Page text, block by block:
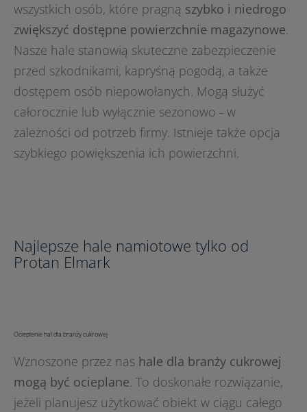
wszystkich osób, które pragną szybko i niedrogo
zwiększyć dostępne powierzchnie magazynowe.
Nasze hale stanowią skuteczne zabezpieczenie
przed szkodnikami, kapryśną pogodą, a także
dostępem osób niepowołanych. Mogą służyć
całorocznie lub wyłącznie sezonowo - w
zależności od potrzeb firmy. Istnieje także opcja
szybkiego powiększenia ich powierzchni.
Najlepsze hale namiotowe tylko od
Protan Elmark
Ocieplenie hal dla branży cukrowej
Wznoszone przez nas hale dla branży cukrowej
mogą być ocieplane. To doskonałe rozwiązanie,
jeżeli planujesz użytkować obiekt w ciągu całego